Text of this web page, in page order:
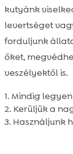
kutyánk
levertséget
forduljunk
őket,
veszélyektől is.
Mindig
Kerüljük a
Használjunk